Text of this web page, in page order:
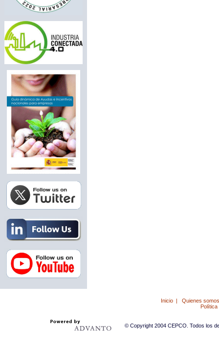
Inicio | Quienes somos
Política
© Copyright 2004 CEPCO. Todos los